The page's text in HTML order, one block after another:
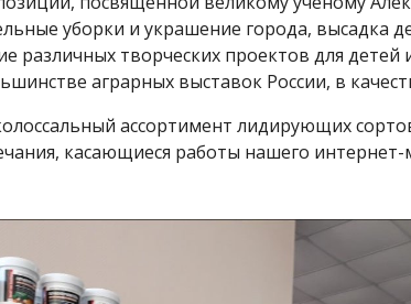
уборки и украшение города, высадка
различных творческих проектов для детей
аграрных выставок России, в
ассортимент лидирующих
касающиеся работы нашего